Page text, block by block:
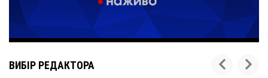
ВИБІР РЕДАКТОРА